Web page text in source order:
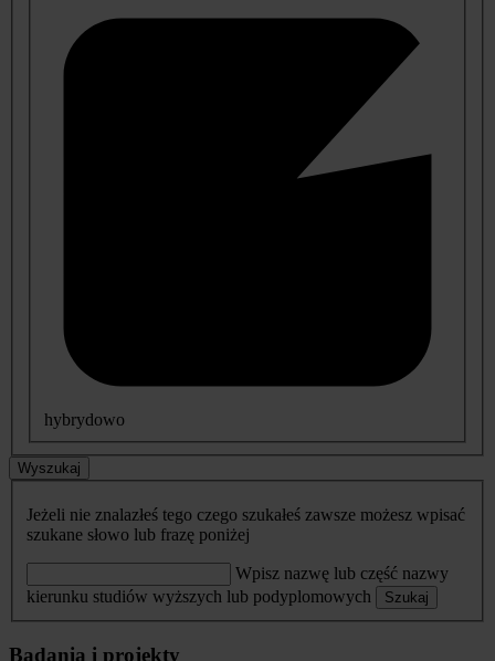
hybrydowo
Wyszukaj
Jeżeli nie znalazłeś tego czego szukałeś zawsze możesz wpisać
szukane słowo lub frazę poniżej
Wpisz nazwę lub część nazwy
kierunku studiów wyższych lub podyplomowych
Szukaj
Badania i projekty